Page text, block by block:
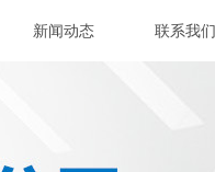
新闻动态 联系我们